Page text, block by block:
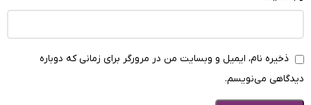
ذخیره نام، ایمیل و وبسایت من در مرورگر برای زمانی که دوباره
دیدگاهی می‌نویسم.